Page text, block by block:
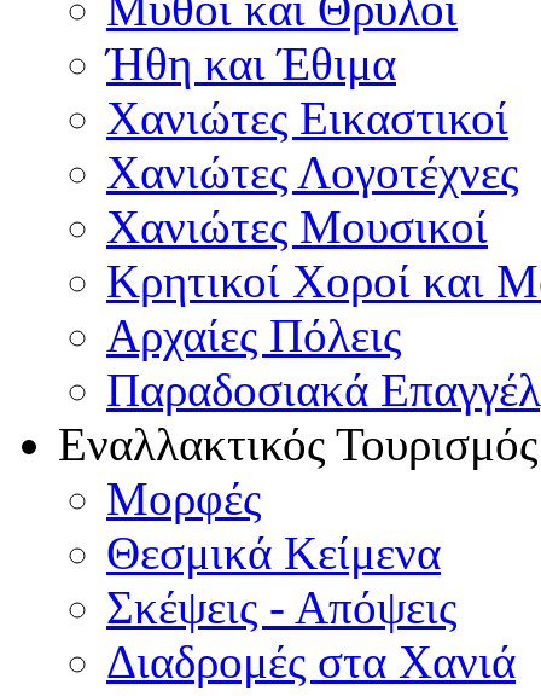
Ήθη και Έθιμα
Χανιώτες Εικαστικοί
Χανιώτες Λογοτέχνες
Χανιώτες Μουσικοί
Κρητικοί Χοροί και
Αρχαίες Πόλεις
Παραδοσιακά
Εναλλακτικός Τουρισμός
Μορφές
Θεσμικά Κείμενα
Σκέψεις - Απόψεις
Διαδρομές στα Χανιά